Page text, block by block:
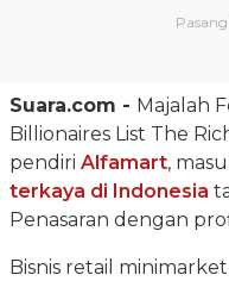
Suara.com - Majalah
Billionaires List The
pendiri Alfamart,
terkaya di Indonesia
Penasaran dengan
Bisnis retail